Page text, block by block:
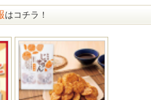
はコチラ！
月8日(木)